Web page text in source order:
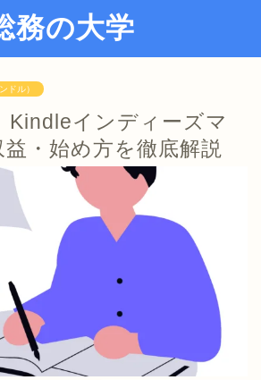
務の大学
ドル）
Kindleインディーズマ
・始め方を徹底解説